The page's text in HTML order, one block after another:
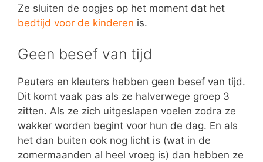
Ze sluiten de oogjes op het moment dat het
bedtijd voor de kinderen is.
Geen besef van tijd
Peuters en kleuters hebben geen besef van tijd.
Dit komt vaak pas als ze halverwege groep 3
zitten. Als ze zich uitgeslapen voelen zodra ze
wakker worden begint voor hun de dag. En als
het dan buiten ook nog licht is (wat in de
zomermaanden al heel vroeg is) dan hebben ze